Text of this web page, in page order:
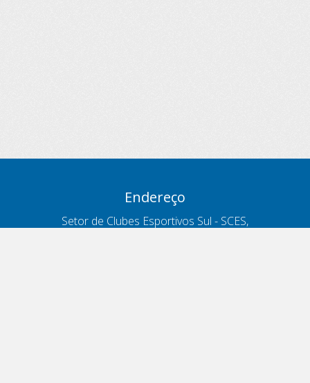
Endereço
Setor de Clubes Esportivos Sul - SCES,